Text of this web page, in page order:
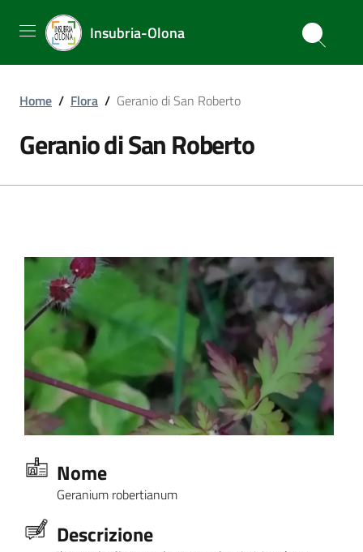
Insubria-Olona
Home / Flora / Geranio di San Roberto
Geranio di San Roberto
Nome
Geranium robertianum
Descrizione